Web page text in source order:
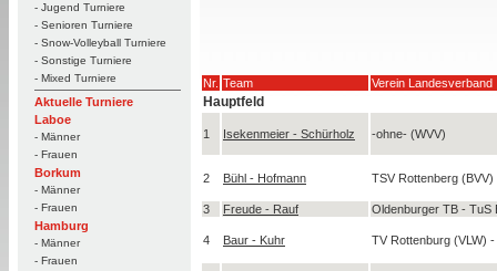
- Jugend Turniere
- Senioren Turniere
- Snow-Volleyball Turniere
- Sonstige Turniere
- Mixed Turniere
Aktuelle Turniere
Laboe
- Männer
- Frauen
Borkum
- Männer
- Frauen
Hamburg
- Männer
- Frauen
Nr. Team Verein Landesverband
Hauptfeld
1 Isekenmeier - Schürholz -ohne- (WVV)
2 Bühl - Hofmann TSV Rottenberg
3 Freude - Rauf Oldenburger TB - TuS
4 Baur - Kuhr TV Rottenburg (VLW)